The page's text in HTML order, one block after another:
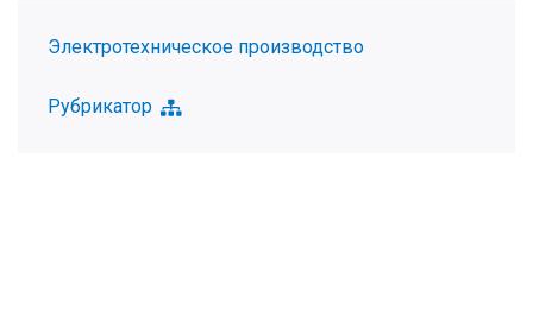
Электротехническое производство
Рубрикатор